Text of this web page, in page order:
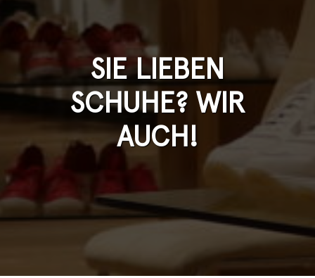
SIE LIEBEN
SCHUHE? WIR
AUCH!